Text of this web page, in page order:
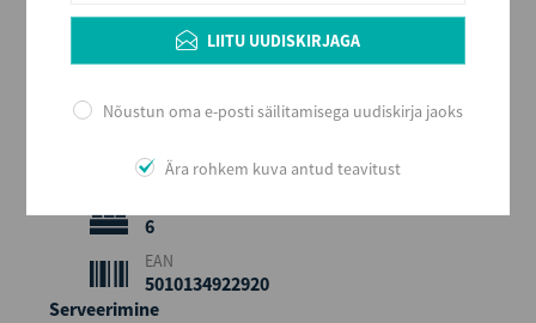
Maitse
Kuiv
12
0,75
6
EAN
5010134922920
Serveerimine
LIITU UUDISKIRJAGA
Nõustun oma e-posti säilitamisega uudiskirja jaoks
Ära rohkem kuva antud teavitust